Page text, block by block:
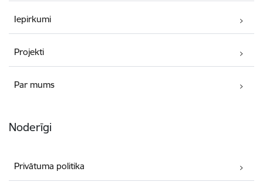
Iepirkumi
Projekti
Par mums
Noderīgi
Privātuma politika